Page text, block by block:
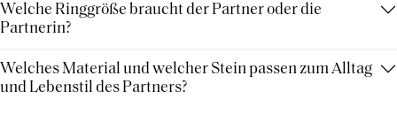
Welche Ringgröße braucht der Partner oder die
Partnerin?
Welches Material und welcher Stein passen zum Alltag
und Lebenstil des Partners?